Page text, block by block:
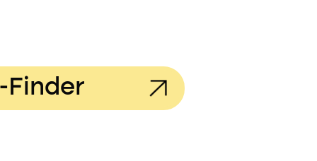
Finder